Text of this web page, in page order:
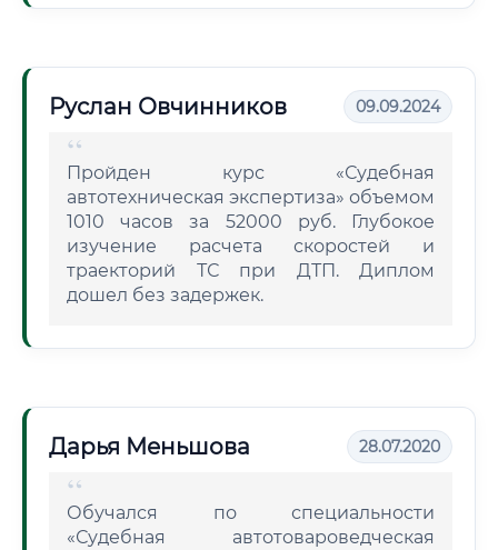
Руслан Овчинников 09.09.2024
Пройден курс «Судебная
автотехническая экспертиза» объемом
1010 часов за 52000 руб. Глубокое
изучение расчета скоростей и
траекторий ТС при ДТП. Диплом
дошел без задержек.
Дарья Меньшова 28.07.2020
Обучался по специальности
«Судебная автотовароведческая